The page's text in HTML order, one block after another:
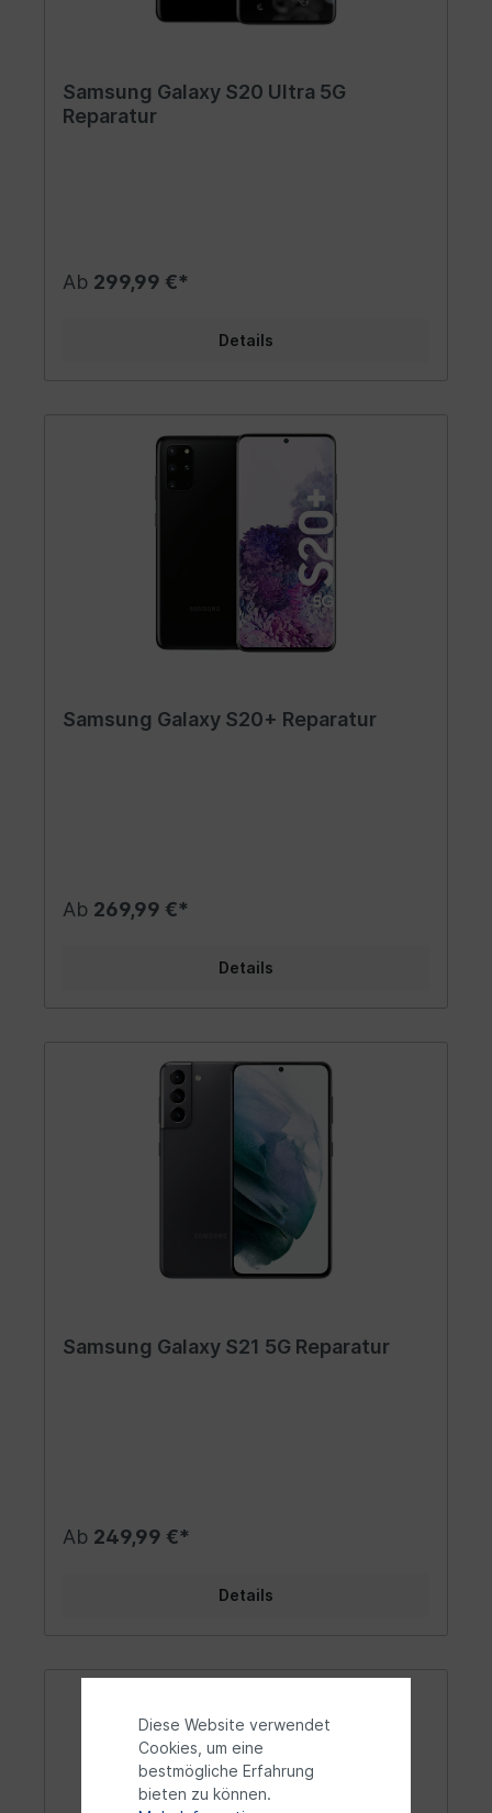
Samsung Galaxy S20 Ultra 5G
Reparatur
Ab 299,99 €*
Details
Samsung Galaxy S20+ Reparatur
Ab 269,99 €*
Details
Samsung Galaxy S21 5G Reparatur
Ab 249,99 €*
Details
Diese Website verwendet
Cookies, um eine
bestmögliche Erfahrung
bieten zu können.